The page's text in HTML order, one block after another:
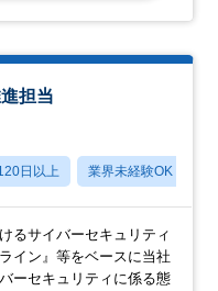
担当
日以上 業界未経験OK
るサイバーセキュリティ
イン』等をベースに当社
ーセキュリティに係る態